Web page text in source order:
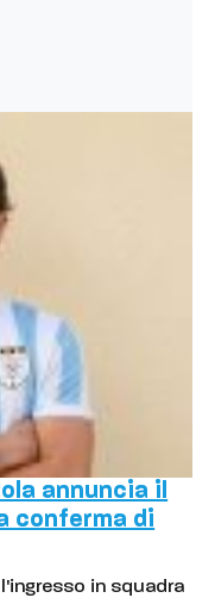
annuncia il
conferma di
l'ingresso in squadra